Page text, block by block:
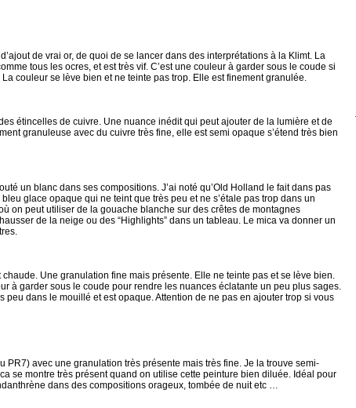
de vrai or, de quoi de se lancer dans des interprétations à la Klimt. La
tous les ocres, et est très vif. C’est une couleur à garder sous le coude si
couleur se lève bien et ne teinte pas trop. Elle est finement granulée.
étincelles de cuivre. Une nuance inédit qui peut ajouter de la lumière et de
granuleuse avec du cuivre très fine, elle est semi opaque s’étend très bien
un blanc dans ses compositions. J’ai noté qu’Old Holland le fait dans pas
glace opaque qui ne teint que très peu et ne s’étale pas trop dans un
on peut utiliser de la gouache blanche sur des crêtes de montagnes
de la neige ou des “Highlights” dans un tableau. Le mica va donner un
Une granulation fine mais présente. Elle ne teinte pas et se lève bien.
à garder sous le coude pour rendre les nuances éclatante un peu plus sages.
peu dans le mouillé et est opaque. Attention de ne pas en ajouter trop si vous
PR7) avec une granulation très présente mais très fine. Je la trouve semi-
se montre très présent quand on utilise cette peinture bien diluée. Idéal pour
dans des compositions orageux, tombée de nuit etc …